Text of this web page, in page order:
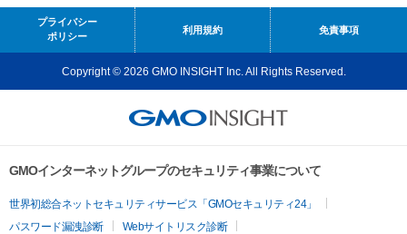
プライバシー
ポリシー
利用規約 免責事項
Copyright © 2026 GMO INSIGHT Inc. All Rights Reserved.
GMOインターネットグループのセキュリティ事業について
世界初総合ネットセキュリティサービス「GMOセキュリティ24」
パスワード漏洩診断
Webサイトリスク診断